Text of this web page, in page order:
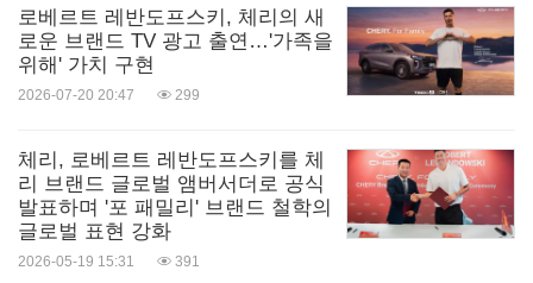
로베르트 레반도프스키, 체리의 새
로운 브랜드 TV 광고 출연…'가족을
위해' 가치 구현
2026-07-20 20:47 299
체리, 로베르트 레반도프스키를 체
리 브랜드 글로벌 앰버서더로 공식
발표하며 '포 패밀리' 브랜드 철학의
글로벌 표현 강화
2026-05-19 15:31 391